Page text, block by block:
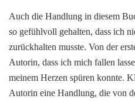
Auch die Handlung in diesem
so gefühlvoll gehalten, dass ich
zurückhalten musste. Von der
Autorin, dass ich mich fallen
meinem Herzen spüren konnte.
Autorin eine Handlung, die von